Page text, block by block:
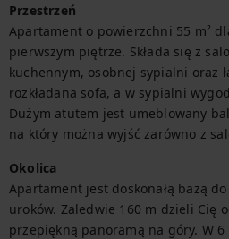
Przestrzeń
Apartament o powierzchni 55 m²
pierwszym piętrze. Składa się z
kuchennym, osobnej sypialni oraz
rozkładana sofa, a w sypialni
Dużym atutem jest umeblowany
na który można wyjść zarówno z
Okolica
Apartament jest doskonałą bazą
uroków. Zaledwie 160 m dzieli Cię
przepiękną panoramą na góry. W